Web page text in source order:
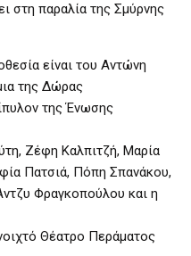
στη παραλία της Σμύρνης
είναι του Αντώνη
της Δώρας
της Ένωσης
Ζέφη Καλπιτζή, Μαρία
Πατσιά, Πόπη Σπανάκου,
Φραγκοπούλου και η
Θέατρο Περάματος